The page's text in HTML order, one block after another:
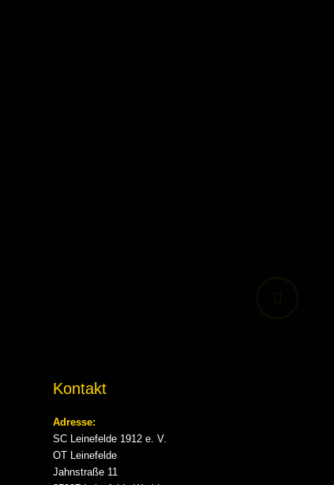
Kontakt
Adresse:
SC Leinefelde 1912 e. V.
OT Leinefelde
Jahnstraße 11